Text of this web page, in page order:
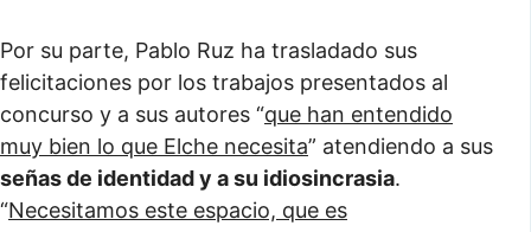
Por su parte, Pablo Ruz ha trasladado sus
felicitaciones por los trabajos presentados al
concurso y a sus autores “que han entendido
muy bien lo que Elche necesita” atendiendo a sus
señas de identidad y a su idiosincrasia.
“Necesitamos este espacio, que es